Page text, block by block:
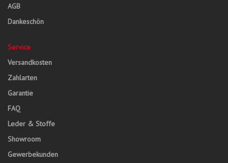
AGB
Dankeschön
Service
Versandkosten
Zahlarten
Garantie
FAQ
Leder & Stoffe
Showroom
Gewerbekunden